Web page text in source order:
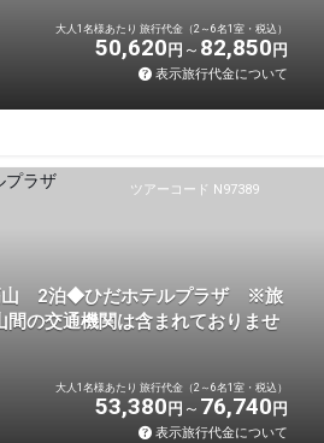
大人1名様あたり 旅行代金（2～6名1室・税込）
50,620 円 82,850 円
表示旅行代金について
ツアーコード N97389
山 2泊◆ひだホテルプラザ ※旅
の交通機関は含まれておりませ
大人1名様あたり 旅行代金（2～6名1室・税込）
53,380 円 76,740 円
表示旅行代金について